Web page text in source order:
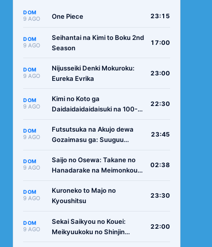
DOM
9 AGO One Piece 23:15
DOM
9 AGO
Seihantai na Kimi to Boku 2nd
Season
17:00
DOM
9 AGO
Nijusseiki Denki Mokuroku:
Eureka Evrika
23:00
DOM
9 AGO
Kimi no Koto ga
Daidaidaidaidaisuki na 100-
22:30
DOM
9 AGO
Futsutsuka na Akujo dewa
Gozaimasu ga: Suuguu
23:45
DOM
9 AGO
Saijo no Osewa: Takane no
Hanadarake na Meimonkou
(Seikatsu Nouryoku Kaimu)
wo Kagenagara Osewa suru
02:38
DOM
9 AGO
Kuroneko to Majo no
Kyoushitsu
23:30
DOM
9 AGO
Sekai Saikyou no Kouei:
Meikyuukoku no Shinjin
22:00